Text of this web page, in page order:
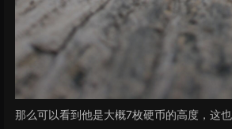
那么可以看到他是大概7枚硬币的高度，这